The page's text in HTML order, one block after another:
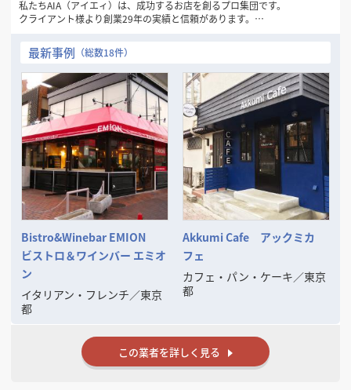
私たちAIA（アイエィ）は、成功するお店を創るプロ集団です。
クライアント様より創業29年の実績と信頼があります。
最初の御相談と御見積りは無料です。
■仕事のおおよその流れは、
お客様からの御相談➡物件探しのお手伝い➡レイアウト・3DCGパースな
どの御提案
➡御見積書の御提案➡成約➡工事施工➡完成引渡し➡開店準備➡オープン
➡アフターフォロー
■その他に次のようなご相談にも応じます、
◦ファイナンスの御相談
◦リースの御相談
◦物件取得の御相談（サブリースや大家さんなどへの対応）
◦その他お店に関するすべての御相談
ご一緒に良いお店を考え、楽しく創りましょう。
そして成功させましょう。
最新事例 （総数18件）
Bistro&Winebar EMION
ビストロ＆ワインバー エミオ
ン
イタリアン・フレンチ／東京
都
Akkumi Cafe アックミカ
フェ
カフェ・パン・ケーキ／東京
都
この業者を詳しく見る